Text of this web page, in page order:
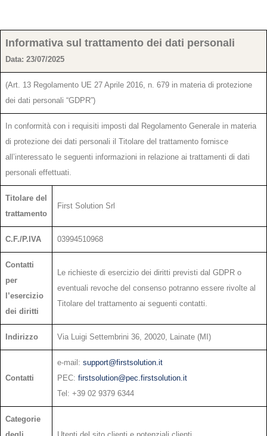
Informativa sul trattamento dei dati personali
Data: 23/07/2025
(Art. 13 Regolamento UE 27 Aprile 2016, n. 679 in materia di protezione
dei dati personali “GDPR”)
In conformità con i requisiti imposti dal Regolamento Generale in materia
di protezione dei dati personali il Titolare del trattamento fornisce
all’interessato le seguenti informazioni in relazione ai trattamenti di dati
personali effettuati.
Titolare del
trattamento
First Solution Srl
C.F./P.IVA 03994510968
Contatti
per
l’esercizio
dei diritti
Le richieste di esercizio dei diritti previsti dal GDPR o
eventuali revoche del consenso potranno essere rivolte al
Titolare del trattamento ai seguenti contatti.
Indirizzo Via Luigi Settembrini 36, 20020, Lainate (MI)
Contatti
e-mail: support@firstsolution.it
PEC: firstsolution@pec.firstsolution.it
Tel: +39 02 9379 6344
Categorie